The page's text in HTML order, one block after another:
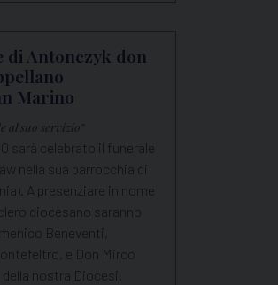
di Antonczyk don
Marino
al suo servizio”
sarà celebrato il funerale
nella sua parrocchia di
A presenziare in nome
diocesano saranno
Beneventi,
e Don Mirco
nostra Diocesi.